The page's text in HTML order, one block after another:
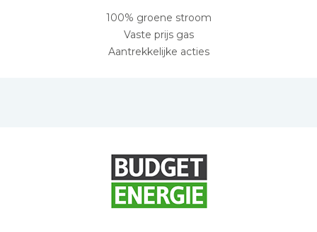
100% groene stroom
Vaste prijs gas
Aantrekkelijke acties